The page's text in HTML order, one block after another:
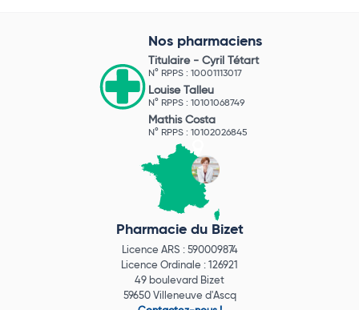
Nos pharmaciens
Titulaire - Cyril Tétart
N° RPPS : 10001113017
Louise Talleu
N° RPPS : 10101068749
Mathis Costa
N° RPPS : 10102026845
Pharmacie du Bizet
Licence ARS : 590009874
Licence Ordinale : 126921
49 boulevard Bizet
59650 Villeneuve d'Ascq